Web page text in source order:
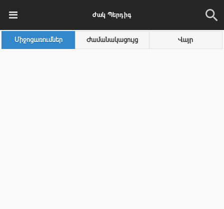
Ժակ Պերդիգ
Միջոցառումներ Ժամանակացույց Վայր